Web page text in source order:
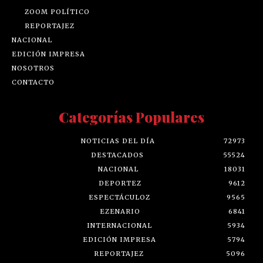
ZOOM POLÍTICO
REPORTAJEZ
NACIONAL
EDICIÓN IMPRESA
NOSOTROS
CONTACTO
Categorías Populares
NOTICIAS DEL DÍA
72973
DESTACADOS
55524
NACIONAL
18031
DEPORTEZ
9612
ESPECTÁCULOZ
9565
EZENARIO
6841
INTERNACIONAL
5934
EDICIÓN IMPRESA
5794
REPORTAJEZ
5096